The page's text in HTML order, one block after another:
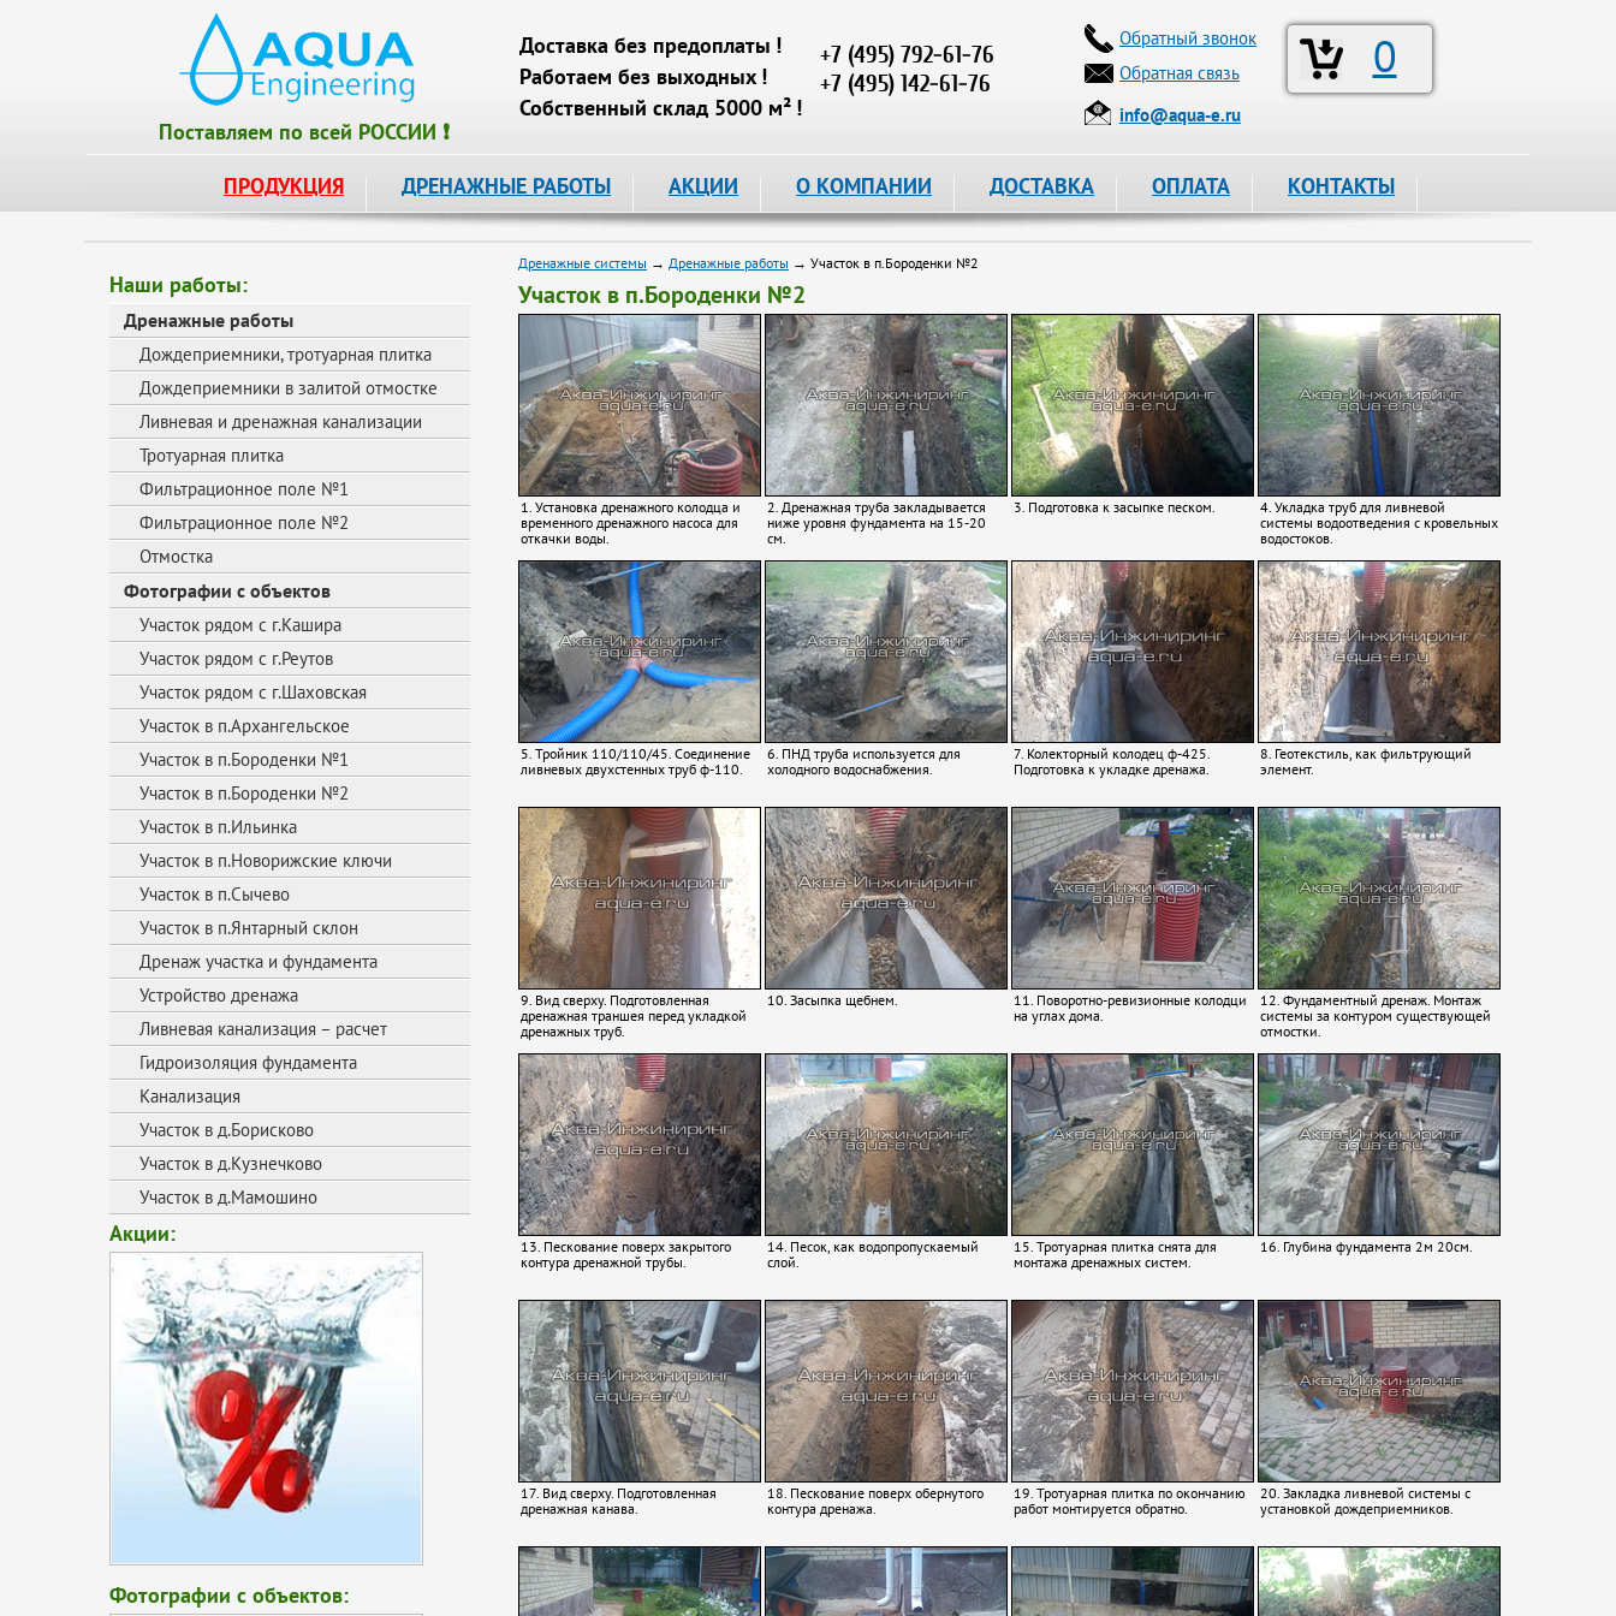
Поставляем по всей РОССИИ ❗
Доставка без предоплаты !
Работаем без выходных !
Собственный склад 5000 м² !
+7 (495) 792-61-76
+7 (495) 142-61-76
0
Обратный звонок
Обратная связь
info@aqua-e.ru
ПРОДУКЦИЯ ДРЕНАЖНЫЕ РАБОТЫ АКЦИИ О КОМПАНИИ ДОСТАВКА ОПЛАТА КОНТАКТЫ
Наши работы:
Дренажные работы
Дождеприемники, тротуарная плитка
Дождеприемники в залитой отмостке
Ливневая и дренажная канализации
Тротуарная плитка
Фильтрационное поле №1
Фильтрационное поле №2
Отмостка
Фотографии с объектов
Участок рядом с г.Кашира
Участок рядом с г.Реутов
Участок рядом с г.Шаховская
Участок в п.Архангельское
Участок в п.Бороденки №1
Участок в п.Бороденки №2
Участок в п.Ильинка
Участок в п.Новорижские ключи
Участок в п.Сычево
Участок в п.Янтарный склон
Дренаж участка и фундамента
Устройство дренажа
Ливневая канализация – расчет
Гидроизоляция фундамента
Канализация
Участок в д.Борисково
Участок в д.Кузнечково
Участок в д.Мамошино
Акции:
Фотографии с объектов:
Дренажные системы → Дренажные работы → Участок в п.Бороденки №2
Участок в п.Бороденки №2
1. Установка дренажного колодца и
временного дренажного насоса для
откачки воды.
2. Дренажная труба закладывается
ниже уровня фундамента на 15-20
см.
3. Подготовка к засыпке песком.
4. Укладка труб для ливневой
системы водоотведения с кровельных
водостоков.
5. Тройник 110/110/45. Соединение
ливневых двухстенных труб ф-110.
6. ПНД труба используется для
холодного водоснабжения.
7. Колекторный колодец ф-425.
Подготовка к укладке дренажа.
8. Геотекстиль, как фильтрующий
элемент.
9. Вид сверху. Подготовленная
дренажная траншея перед укладкой
дренажных труб.
10. Засыпка щебнем.
11. Поворотно-ревизионные колодци
на углах дома.
12. Фундаментный дренаж. Монтаж
системы за контуром существующей
отмостки.
13. Пескование поверх закрытого
контура дренажной трубы.
14. Песок, как водопропускаемый
слой.
15. Тротуарная плитка снята для
монтажа дренажных систем.
16. Глубина фундамента 2м 20см.
17. Вид сверху. Подготовленная
дренажная канава.
18. Пескование поверх обернутого
контура дренажа.
19. Тротуарная плитка по окончанию
работ монтируется обратно.
20. Закладка ливневой системы с
установкой дождеприемников.